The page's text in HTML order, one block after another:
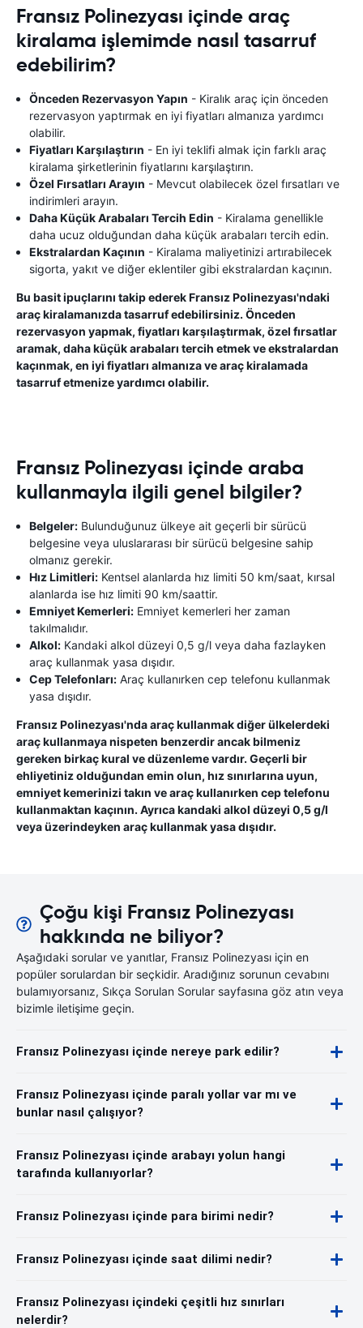
Fransız Polinezyası içinde araç
kiralama işlemimde nasıl tasarruf
edebilirim?
Önceden Rezervasyon Yapın - Kiralık araç için önceden
rezervasyon yaptırmak en iyi fiyatları almanıza yardımcı
olabilir.
Fiyatları Karşılaştırın - En iyi teklifi almak için farklı araç
kiralama şirketlerinin fiyatlarını karşılaştırın.
Özel Fırsatları Arayın - Mevcut olabilecek özel fırsatları ve
indirimleri arayın.
Daha Küçük Arabaları Tercih Edin - Kiralama genellikle
daha ucuz olduğundan daha küçük arabaları tercih edin.
Ekstralardan Kaçının - Kiralama maliyetinizi artırabilecek
sigorta, yakıt ve diğer eklentiler gibi ekstralardan kaçının.
Bu basit ipuçlarını takip ederek Fransız Polinezyası'ndaki
araç kiralamanızda tasarruf edebilirsiniz. Önceden
rezervasyon yapmak, fiyatları karşılaştırmak, özel fırsatlar
aramak, daha küçük arabaları tercih etmek ve ekstralardan
kaçınmak, en iyi fiyatları almanıza ve araç kiralamada
tasarruf etmenize yardımcı olabilir.
Fransız Polinezyası içinde araba
kullanmayla ilgili genel bilgiler?
Belgeler: Bulunduğunuz ülkeye ait geçerli bir sürücü
belgesine veya uluslararası bir sürücü belgesine sahip
olmanız gerekir.
Hız Limitleri: Kentsel alanlarda hız limiti 50 km/saat, kırsal
alanlarda ise hız limiti 90 km/saattir.
Emniyet Kemerleri: Emniyet kemerleri her zaman
takılmalıdır.
Alkol: Kandaki alkol düzeyi 0,5 g/l veya daha fazlayken
araç kullanmak yasa dışıdır.
Cep Telefonları: Araç kullanırken cep telefonu kullanmak
yasa dışıdır.
Fransız Polinezyası'nda araç kullanmak diğer ülkelerdeki
araç kullanmaya nispeten benzerdir ancak bilmeniz
gereken birkaç kural ve düzenleme vardır. Geçerli bir
ehliyetiniz olduğundan emin olun, hız sınırlarına uyun,
emniyet kemerinizi takın ve araç kullanırken cep telefonu
kullanmaktan kaçının. Ayrıca kandaki alkol düzeyi 0,5 g/l
veya üzerindeyken araç kullanmak yasa dışıdır.
Çoğu kişi Fransız Polinezyası
hakkında ne biliyor?
Aşağıdaki sorular ve yanıtlar, Fransız Polinezyası için en
popüler sorulardan bir seçkidir. Aradığınız sorunun cevabını
bulamıyorsanız, Sıkça Sorulan Sorular sayfasına göz atın veya
bizimle iletişime geçin.
Fransız Polinezyası içinde nereye park edilir?
Fransız Polinezyası içinde paralı yollar var mı ve
bunlar nasıl çalışıyor?
Fransız Polinezyası içinde arabayı yolun hangi
tarafında kullanıyorlar?
Fransız Polinezyası içinde para birimi nedir?
Fransız Polinezyası içinde saat dilimi nedir?
Fransız Polinezyası içindeki çeşitli hız sınırları
nelerdir?